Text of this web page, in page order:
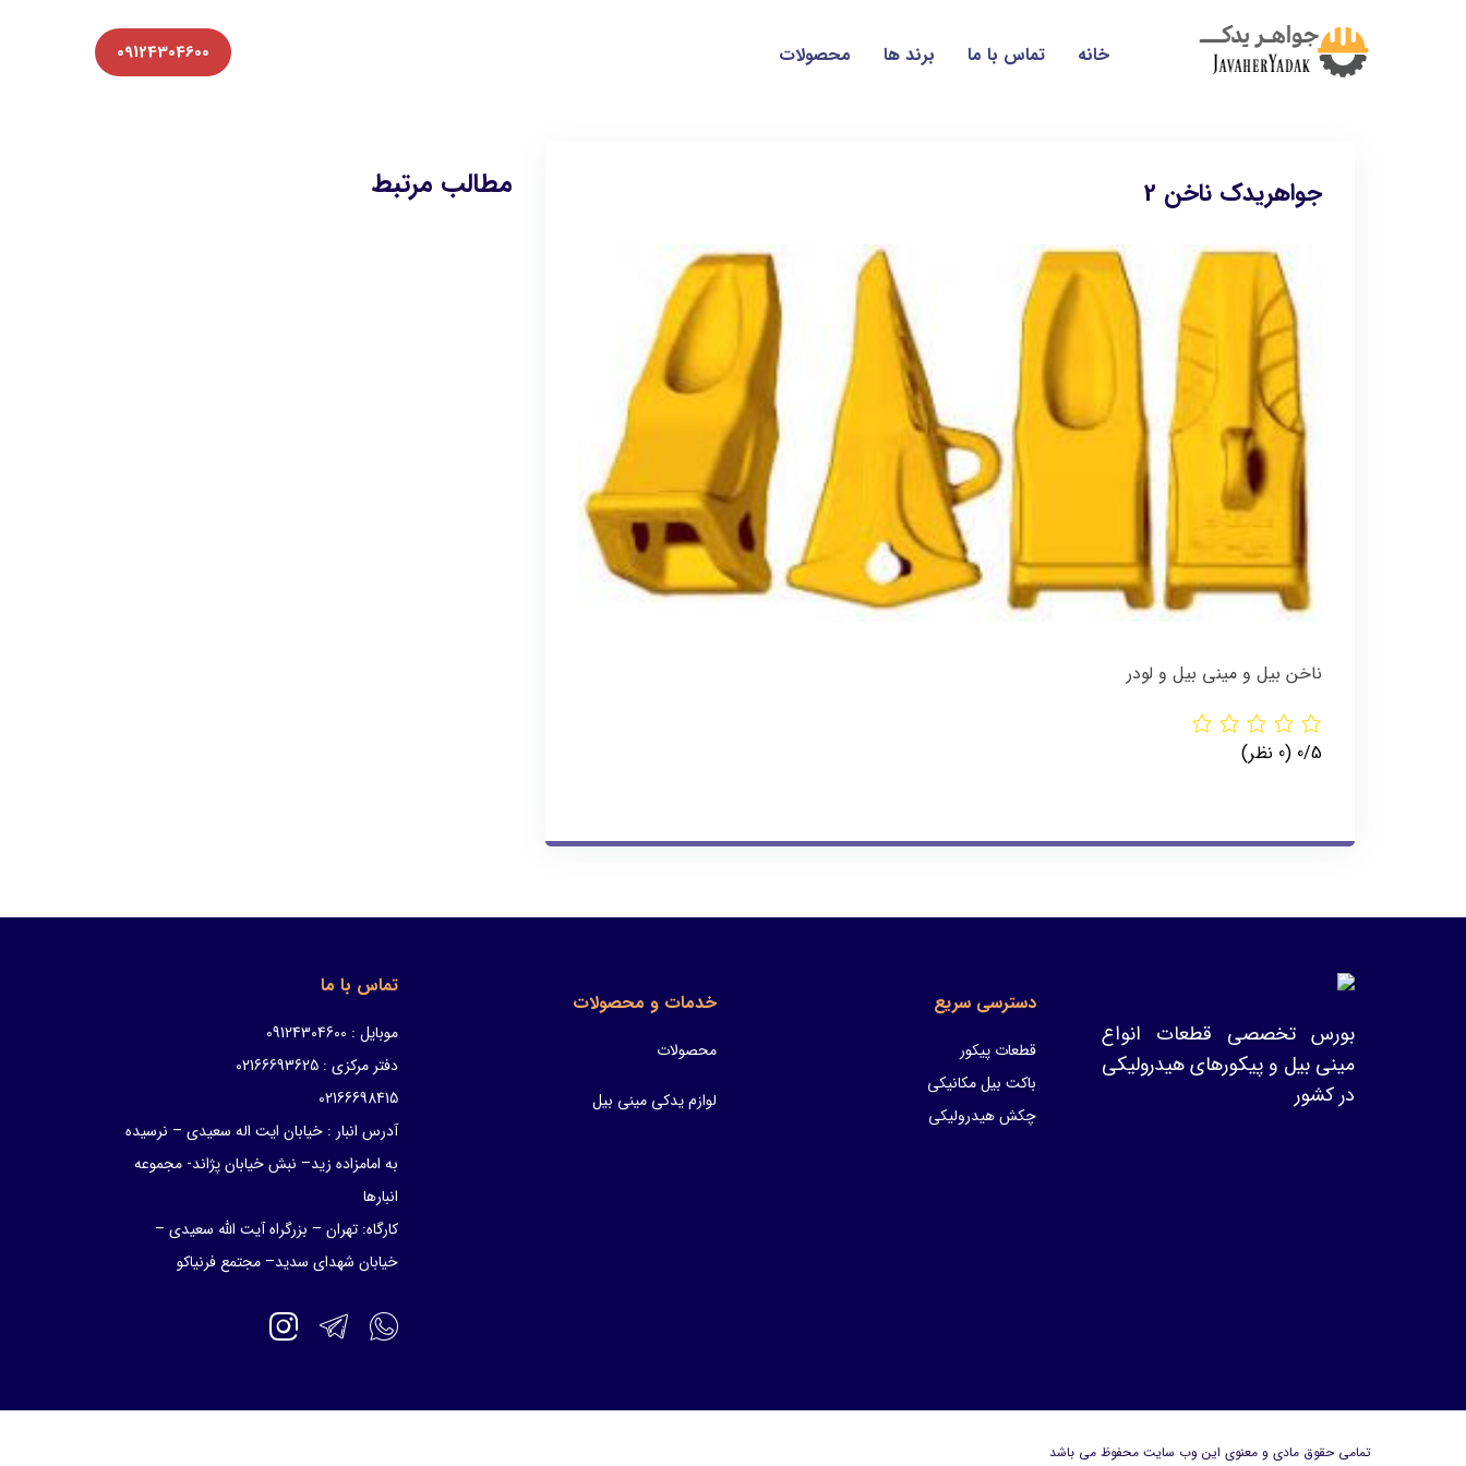
خانه تماس با ما برند ها محصولات 09124304600
جواهریدک ناخن 2
ناخن بیل و مینی بیل و لودر
‫0/5 ‫(0 نظر)
مطالب مرتبط
بورس تخصصی قطعات انواع
مینی بیل و پیکورهای هیدرولیکی
در کشور
دسترسی سریع
قطعات پیکور
باکت بیل مکانیکی
چکش هیدرولیکی
خدمات و محصولات
محصولات
لوازم یدکی مینی بیل
تماس با ما
موبایل : 09124304600
دفتر مرکزی : 02166693625
02166698415
آدرس انبار : خیابان ایت اله سعیدی – نرسیده
به امامزاده زید– نبش خیابان پژاند- مجموعه
انبارها
کارگاه: تهران – بزرگراه آیت الله سعیدی –
خیابان شهدای سدید– مجتمع فرنیاکو
تمامی حقوق مادی و معنوی این وب سایت محفوظ می باشد